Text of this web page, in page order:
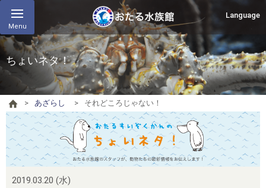
Menu
Language
ちょいネタ！
あざらし それどころじゃない！
2019.03.20 (水)